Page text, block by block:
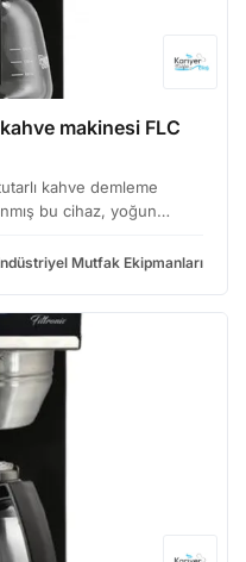
makinesi FLC
kahve demleme
bu cihaz, yoğun
toplu…Mutfak Ekipmanları